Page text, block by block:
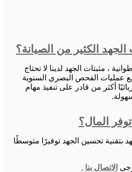
الكثير من الصيانة؟
، مثبتات الجهد لدينا لا تحتاج
عمليات الفحص البصري السنوية
أكثر من قادر على تنفيذ مهام
المال؟
بتقنية تحسين الجهد توفيرًا متوسطًا
الاتصال بنا .